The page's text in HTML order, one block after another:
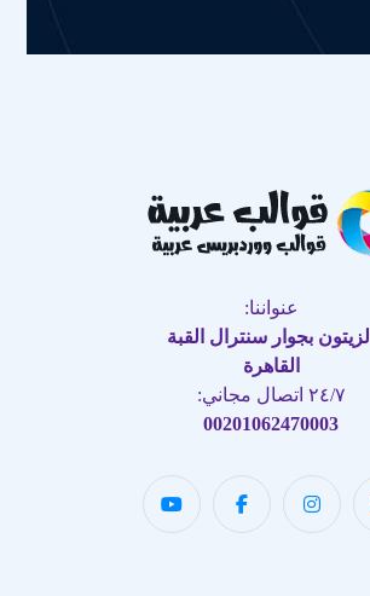
عنواننا:
الزيتون بجوار سنترال القبة
القاهرة
٢٤/٧ اتصال مجاني:
00201062470003